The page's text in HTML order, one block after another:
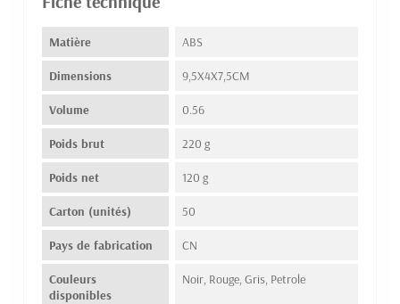
Matière ABS
Dimensions 9,5X4X7,5CM
Volume 0.56
Poids brut 220 g
Poids net 120 g
Carton (unités) 50
Pays de fabrication CN
Couleurs
disponibles
Noir, Rouge, Gris, Petrole